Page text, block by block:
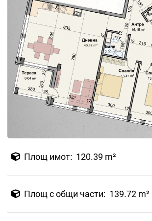
Площ имот: 120.39 m²
Площ с общи части: 139.72 m²